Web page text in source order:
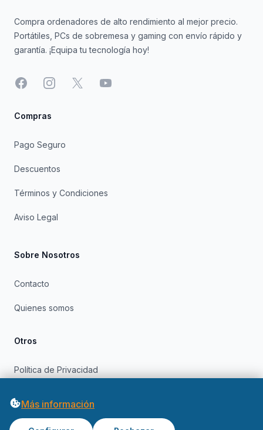
Compra ordenadores de alto rendimiento al mejor precio.
Portátiles, PCs de sobremesa y gaming con envío rápido y
garantía. ¡Equipa tu tecnología hoy!
FacebookInstagram
X YouTube
Compras
Pago Seguro
Descuentos
Términos y Condiciones
Aviso Legal
Sobre Nosotros
Contacto
Quienes somos
Otros
Política de Privacidad
Más información